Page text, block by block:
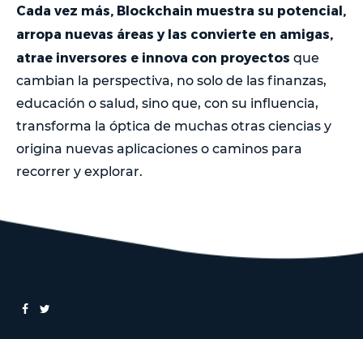
Cada vez más, Blockchain muestra su potencial,
arropa nuevas áreas y las convierte en amigas,
atrae inversores e innova con proyectos que
cambian la perspectiva, no solo de las finanzas,
educación o salud, sino que, con su influencia,
transforma la óptica de muchas otras ciencias y
origina nuevas aplicaciones o caminos para
recorrer y explorar.